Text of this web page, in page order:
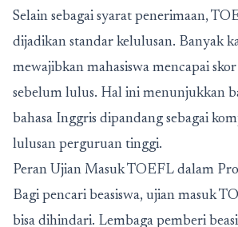
Selain sebagai syarat penerimaan,
dijadikan standar kelulusan. Banyak
mewajibkan mahasiswa mencapai
sebelum lulus. Hal ini menunjukkan
bahasa Inggris dipandang sebagai
lulusan perguruan tinggi.
Peran Ujian Masuk TOEFL dalam
Bagi pencari beasiswa, ujian masuk
bisa dihindari. Lembaga pemberi